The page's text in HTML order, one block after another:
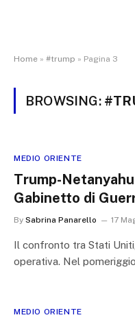
Home » #trump » Pagina 3
BROWSING:
MEDIO ORIENTE
Trump-
Gabinetto di
By Sabrina Panarello 17
Il confronto tra Stati
operativa. Nel
MEDIO ORIENTE